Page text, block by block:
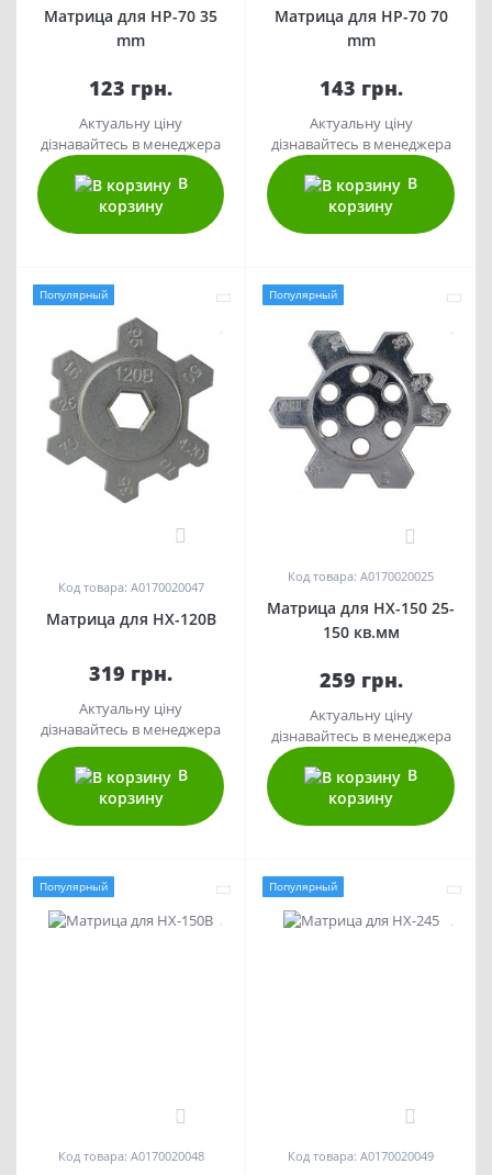
Матрица для HP-70 35
mm
123 грн.
Актуальну ціну
дізнавайтесь в менеджера
В
корзину
Матрица для HP-70 70
mm
143 грн.
Актуальну ціну
дізнавайтесь в менеджера
В
корзину
Популярный
Код товара: A0170020047
Матрица для HX-120B
319 грн.
Актуальну ціну
дізнавайтесь в менеджера
В
корзину
Популярный
Код товара: A0170020025
Матрица для HX-150 25-
150 кв.мм
259 грн.
Актуальну ціну
дізнавайтесь в менеджера
В
корзину
Популярный
0
Код товара: A0170020048
Популярный
0
Код товара: A0170020049